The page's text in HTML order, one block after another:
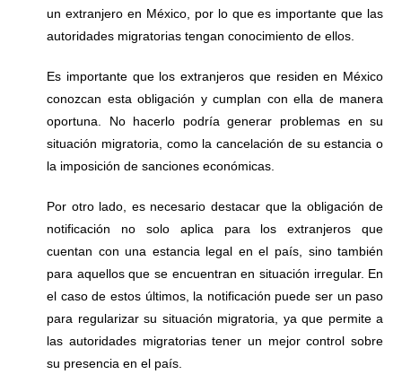
un extranjero en México, por lo que es importante que las
autoridades migratorias tengan conocimiento de ellos.
Es importante que los extranjeros que residen en México
conozcan esta obligación y cumplan con ella de manera
oportuna. No hacerlo podría generar problemas en su
situación migratoria, como la cancelación de su estancia o
la imposición de sanciones económicas.
Por otro lado, es necesario destacar que la obligación de
notificación no solo aplica para los extranjeros que
cuentan con una estancia legal en el país, sino también
para aquellos que se encuentran en situación irregular. En
el caso de estos últimos, la notificación puede ser un paso
para regularizar su situación migratoria, ya que permite a
las autoridades migratorias tener un mejor control sobre
su presencia en el país.